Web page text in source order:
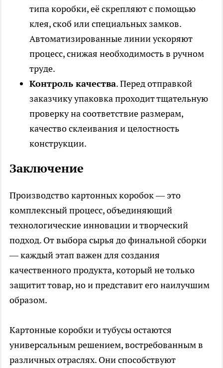
типа коробки, её скрепляют с помощью
клея, скоб или специальных замков.
Автоматизированные линии ускоряют
процесс, снижая необходимость в ручном
труде.
Контроль качества. Перед отправкой
заказчику упаковка проходит тщательную
проверку на соответствие размерам,
качество склеивания и целостность
конструкции.
Заключение
Производство картонных коробок — это
комплексный процесс, объединяющий
технологические инновации и творческий
подход. От выбора сырья до финальной сборки
— каждый этап важен для создания
качественного продукта, который не только
защитит товар, но и представит его наилучшим
образом.
Картонные коробки и тубусы остаются
универсальным решением, востребованным в
различных отраслях. Они способствуют